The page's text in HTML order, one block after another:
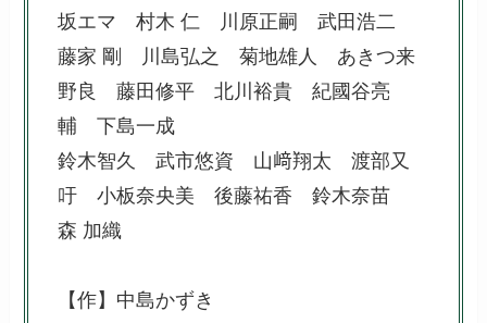
坂エマ 村木 仁 川原正嗣 武田浩二
藤家 剛 川島弘之 菊地雄人 あきつ来
野良 藤田修平 北川裕貴 紀國谷亮
輔 下島一成
鈴木智久 武市悠資 山﨑翔太 渡部又
吁 小板奈央美 後藤祐香 鈴木奈苗
森 加織
【作】中島かずき